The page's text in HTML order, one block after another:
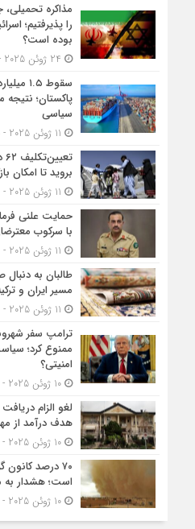
مذاکره
را پذیرفتیم؛
بوده است؟
سقوط
پاکستان؛
سیاسی
بروید تا امکان
حمایت علنی
با سرکوب
طالبان به دنبال
مسیر ایران و
ممنوع کرد؛
امنیتی؟
10 ژوئن 2025 - 19:41
لغو الزام
هدف درآمد از
10 ژوئن 2025 - 18:53
۷۰ درصد
است؛ هشدار
10 ژوئن 2025 - 18:15